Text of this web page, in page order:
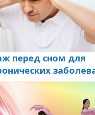
перед сном для